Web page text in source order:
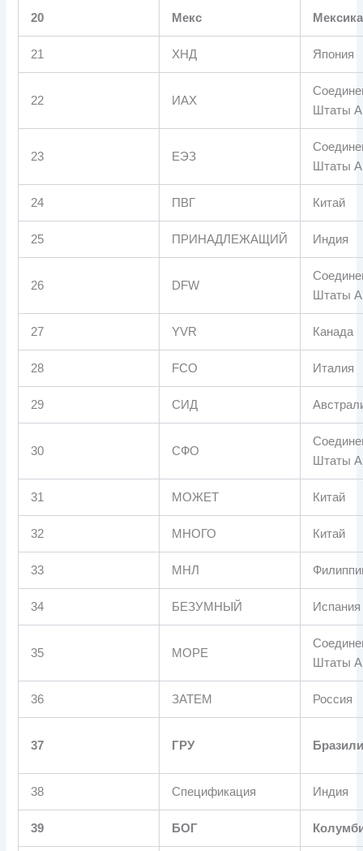
20 Мекс Мексика
21 ХНД Япония
22 ИАХ
Штаты
23 ЕЭЗ
Штаты
24 ПВГ Китай
25 ПРИНАДЛЕЖАЩИЙ Индия
26 DFW
Штаты
27 YVR Канада
28 FCO Италия
29 СИД
30 СФО
Штаты
31 МОЖЕТ Китай
32 МНОГО Китай
33 МНЛ
34 БЕЗУМНЫЙ Испания
35 МОРЕ
Штаты
36 ЗАТЕМ Россия
37 ГРУ
38 Спецификация Индия
39 БОГ